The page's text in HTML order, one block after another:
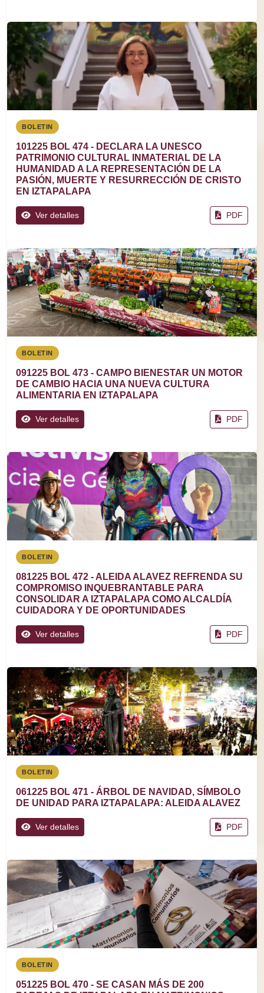
BOLETIN
101225 BOL 474 - DECLARA LA UNESCO
PATRIMONIO CULTURAL INMATERIAL DE LA
HUMANIDAD A LA REPRESENTACIÓN DE LA
PASIÓN, MUERTE Y RESURRECCIÓN DE CRISTO
EN IZTAPALAPA
Ver detalles PDF
BOLETIN
091225 BOL 473 - CAMPO BIENESTAR UN MOTOR
DE CAMBIO HACIA UNA NUEVA CULTURA
ALIMENTARIA EN IZTAPALAPA
Ver detalles PDF
BOLETIN
081225 BOL 472 - ALEIDA ALAVEZ REFRENDA SU
COMPROMISO INQUEBRANTABLE PARA
CONSOLIDAR A IZTAPALAPA COMO ALCALDÍA
CUIDADORA Y DE OPORTUNIDADES
Ver detalles PDF
BOLETIN
061225 BOL 471 - ÁRBOL DE NAVIDAD, SÍMBOLO
DE UNIDAD PARA IZTAPALAPA: ALEIDA ALAVEZ
Ver detalles PDF
BOLETIN
051225 BOL 470 - SE CASAN MÁS DE 200